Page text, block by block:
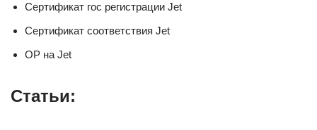
Сертификат гос регистрации Jet
Сертификат соответствия Jet
ОР на Jet
Статьи: